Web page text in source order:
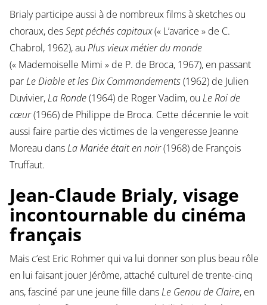
Brialy participe aussi à de nombreux films à sketches ou
choraux, desSept péchés capitaux(« L’avarice » de C.
Chabrol, 1962), au Plus vieux métier du monde
(« Mademoiselle Mimi » de P. de Broca, 1967), en passant
parLe Diable et les Dix Commandements(1962) de Julien
Duvivier,La Ronde(1964) de Roger Vadim, ou Le Roi de
cœur(1966) de Philippe de Broca. Cette décennie le voit
aussi faire partie des victimes de la vengeresse Jeanne
Moreau dansLa Mariée était en noir(1968) de François
Truffaut.
Jean-Claude Brialy, visage
incontournable du cinéma
français
Mais c’est Eric Rohmer qui va lui donner son plus beau rôle
en lui faisant jouer Jérôme, attaché culturel de trente-cinq
ans, fasciné par une jeune fille dansLe Genou de Claire, en